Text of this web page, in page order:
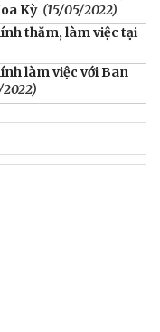
Kỳ (15/05/2022)
thăm, làm việc tại
làm việc với Ban